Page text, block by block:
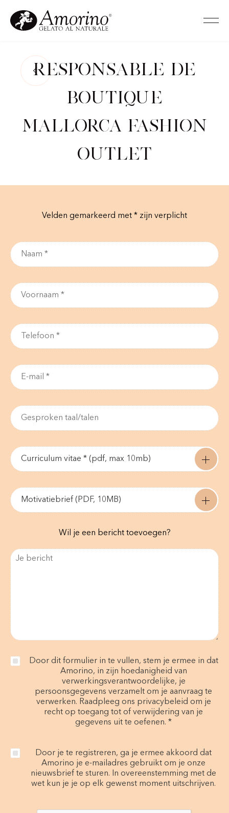
Responsable de
Boutique
Mallorca Fashion
Outlet
Velden gemarkeerd met * zijn verplicht
Curriculum vitae * (pdf, max 10mb)
Motivatiebrief (PDF, 10MB)
Wil je een bericht toevoegen?
Door dit formulier in te vullen, stem je ermee in dat
Amorino, in zijn hoedanigheid van
verwerkingsverantwoordelijke, je
persoonsgegevens verzamelt om je aanvraag te
verwerken. Raadpleeg ons privacybeleid om je
recht op toegang tot of verwijdering van je
gegevens uit te oefenen. *
Door je te registreren, ga je ermee akkoord dat
Amorino je e-mailadres gebruikt om je onze
nieuwsbrief te sturen. In overeenstemming met de
wet kun je je op elk gewenst moment uitschrijven.